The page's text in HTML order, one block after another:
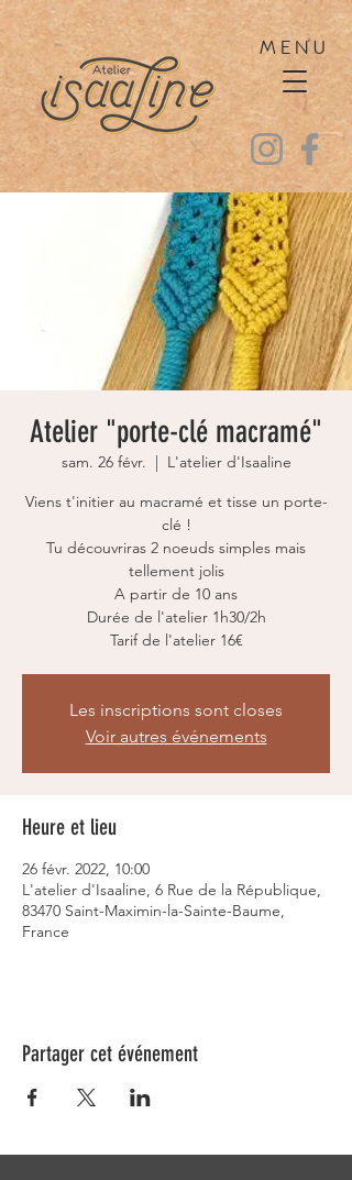
MENU
Atelier "porte-clé macramé"
sam. 26 févr.
  |
L'atelier d'Isaaline
Viens t'initier au macramé et tisse un porte-
clé !
Tu découvriras 2 noeuds simples mais
tellement jolis
A partir de 10 ans
Durée de l'atelier 1h30/2h
Tarif de l'atelier 16€
Les inscriptions sont closes
Voir autres événements
Heure et lieu
26 févr. 2022, 10:00
L'atelier d'Isaaline, 6 Rue de la République,
83470 Saint-Maximin-la-Sainte-Baume,
France
Partager cet événement